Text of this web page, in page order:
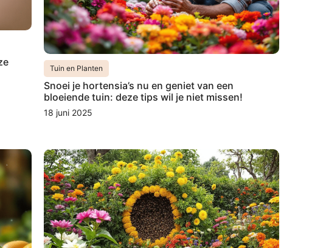
Tuin en Planten
Snoei je hortensia’s nu en geniet van een
bloeiende tuin: deze tips wil je niet missen!
18 juni 2025